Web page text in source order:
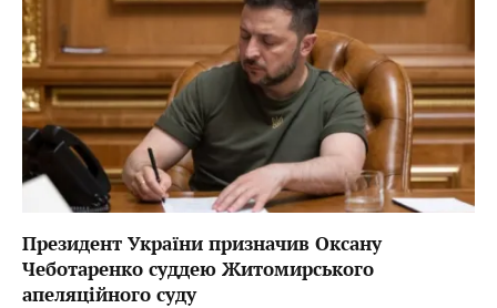
Президент України призначив Оксану
Чеботаренко суддею Житомирського
апеляційного суду